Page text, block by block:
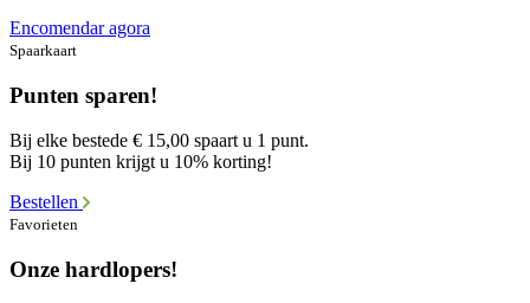
Encomendar agora
Spaarkaart
Punten sparen!
Bij elke bestede € 15,00 spaart u 1 punt.
Bij 10 punten krijgt u 10% korting!
Bestellen
Favorieten
Onze hardlopers!